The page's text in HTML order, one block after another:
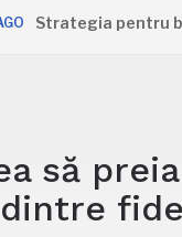
pentru
să preia